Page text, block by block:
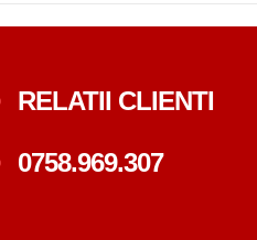
RELATII CLIENTI
0758.969.307